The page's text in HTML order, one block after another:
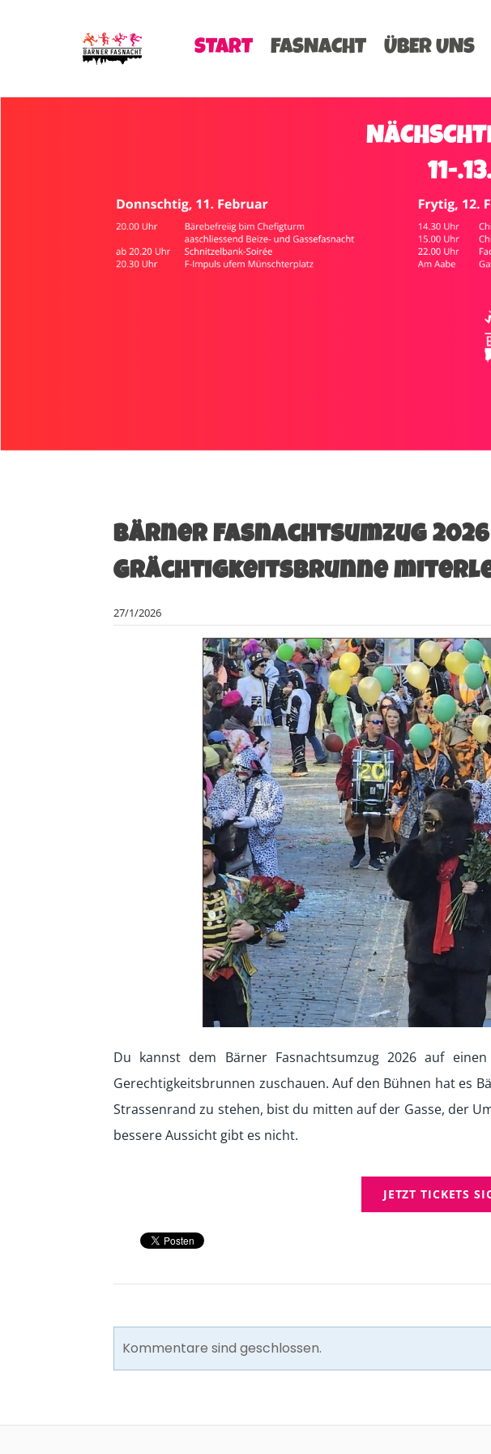
START FASNACHT ÜBER UNS
Bärner Fasnachtsumzug
Grächtigkeitsbrunne
27/1/2026
Du kannst dem Bärner Fasnachtsumzug 2026 auf
Gerechtigkeitsbrunnen zuschauen. Auf den Bühnen hat es
Strassenrand zu stehen, bist du mitten auf der Gasse, der
bessere Aussicht gibt es nicht.
JETZT TICKETS
Kommentare sind geschlossen.